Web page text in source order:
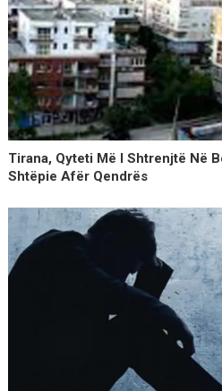
Tirana, Qyteti Më I Shtrenjtë Në
Shtëpie Afër Qendrës